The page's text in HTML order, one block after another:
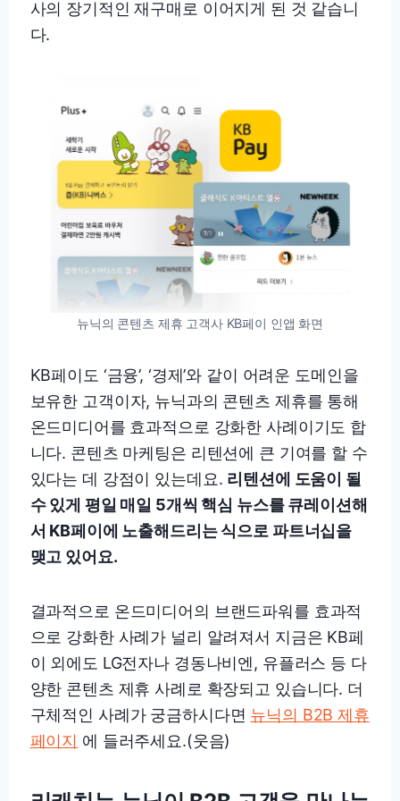
사의 장기적인 재구매로 이어지게 된 것 같습니
다.
뉴닉의 콘텐츠 제휴 고객사 KB페이 인앱 화면
KB페이도 ‘금융’, ‘경제’와 같이 어려운 도메인을
보유한 고객이자, 뉴닉과의 콘텐츠 제휴를 통해
온드미디어를 효과적으로 강화한 사례이기도 합
니다. 콘텐츠 마케팅은 리텐션에 큰 기여를 할 수
있다는 데 강점이 있는데요. 리텐션에 도움이 될
수 있게 평일 매일 5개씩 핵심 뉴스를 큐레이션해
서 KB페이에 노출해드리는 식으로 파트너십을
맺고 있어요.
결과적으로 온드미디어의 브랜드파워를 효과적
으로 강화한 사례가 널리 알려져서 지금은 KB페
이 외에도 LG전자나 경동나비엔, 유플러스 등 다
양한 콘텐츠 제휴 사례로 확장되고 있습니다. 더
구체적인 사례가 궁금하시다면 뉴닉의 B2B 제휴
페이지 에 들러주세요.(웃음)